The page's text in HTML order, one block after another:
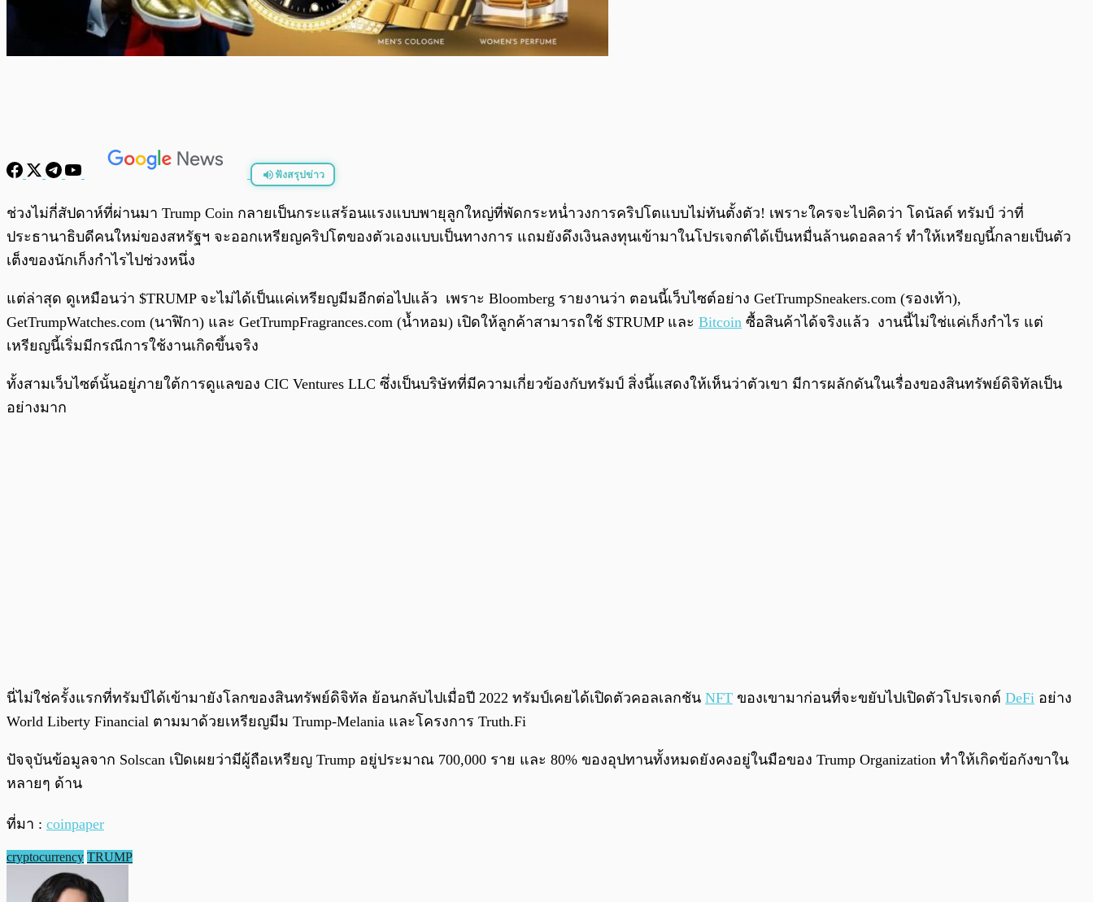
ฟังสรุปข่าว
พร้อมเล่น 0:00 / 0:00
ช่วงไม่กี่สัปดาห์ที่ผ่านมา Trump Coin กลายเป็นกระแสร้อนแรงแบบพายุลูกใหญ่ที่พัดกระหน่ำวงการคริปโตแบบไม่ทันตั้งตัว! เพราะใครจะไปคิดว่า โดนัลด์ ทรัมป์ ว่าที่
ประธานาธิบดีคนใหม่ของสหรัฐฯ จะออกเหรียญคริปโตของตัวเองแบบเป็นทางการ แถมยังดึงเงินลงทุนเข้ามาในโปรเจกต์ได้เป็นหมื่นล้านดอลลาร์ ทำให้เหรียญนี้กลายเป็นตัว
เต็งของนักเก็งกำไรไปช่วงหนึ่ง
แต่ล่าสุด ดูเหมือนว่า $TRUMP จะไม่ได้เป็นแค่เหรียญมีมอีกต่อไปแล้ว เพราะ Bloomberg รายงานว่า ตอนนี้เว็บไซต์อย่าง GetTrumpSneakers.com (รองเท้า),
GetTrumpWatches.com (นาฬิกา) และ GetTrumpFragrances.com (น้ำหอม) เปิดให้ลูกค้าสามารถใช้ $TRUMP และ Bitcoin ซื้อสินค้าได้จริงแล้ว งานนี้ไม่ใช่แค่เก็งกำไร แต่
เหรียญนี้เริ่มมีกรณีการใช้งานเกิดขึ้นจริง
ทั้งสามเว็บไซต์นั้นอยู่ภายใต้การดูแลของ CIC Ventures LLC ซึ่งเป็นบริษัทที่มีความเกี่ยวข้องกับทรัมป์ สิ่งนี้แสดงให้เห็นว่าตัวเขา มีการผลักดันในเรื่องของสินทรัพย์ดิจิทัลเป็น
อย่างมาก
นี่ไม่ใช่ครั้งแรกที่ทรัมป์ได้เข้ามายังโลกของสินทรัพย์ดิจิทัล ย้อนกลับไปเมื่อปี 2022 ทรัมป์เคยได้เปิดตัวคอลเลกชัน NFT ของเขามาก่อนที่จะขยับไปเปิดตัวโปรเจกต์ DeFi อย่าง
World Liberty Financial ตามมาด้วยเหรียญมีม Trump-Melania และโครงการ Truth.Fi
ปัจจุบันข้อมูลจาก Solscan เปิดเผยว่ามีผู้ถือเหรียญ Trump อยู่ประมาณ 700,000 ราย และ 80% ของอุปทานทั้งหมดยังคงอยู่ในมือของ Trump Organization ทำให้เกิดข้อกังขาใน
หลายๆ ด้าน
ที่มา : coinpaper
cryptocurrency TRUMP